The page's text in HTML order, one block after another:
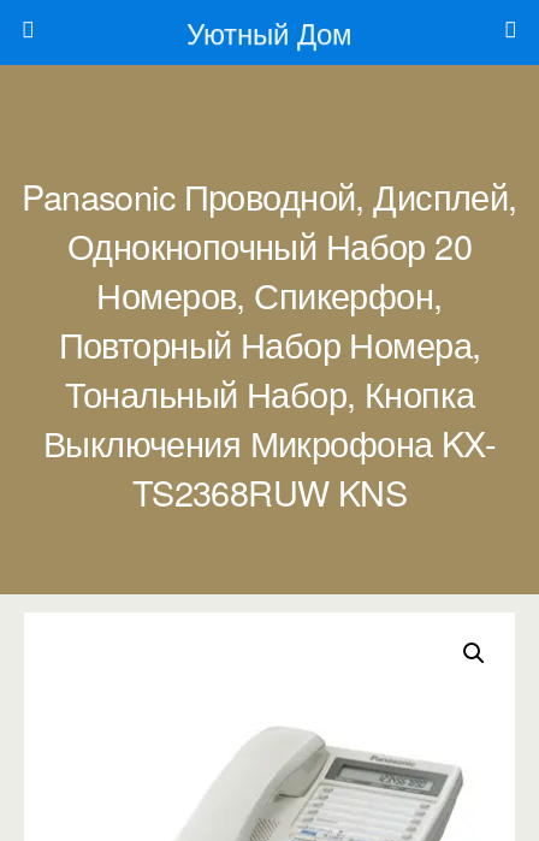
Уютный Дом
Panasonic Проводной, Дисплей,
Однокнопочный Набор 20
Номеров, Спикерфон,
Повторный Набор Номера,
Тональный Набор, Кнопка
Выключения Микрофона KX-
TS2368RUW KNS